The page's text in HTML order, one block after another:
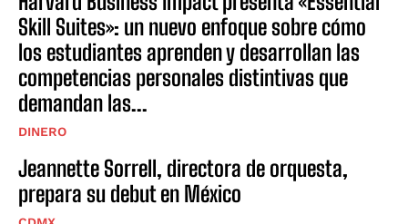
Skill Suites»: un nuevo enfoque sobre cómo
los estudiantes aprenden y desarrollan las
competencias personales distintivas que
demandan las...
DINERO
Jeannette Sorrell, directora de orquesta,
prepara su debut en México